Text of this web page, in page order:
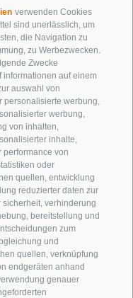
verwenden Cookies
sind unerlässlich, um
die Navigation zu
zu Werbezwecken.
Zwecke
informationen auf einem
auswahl von
personalisierte werbung,
werbung,
von inhalten,
inhalte,
performance von
oder
quellen, entwicklung
reduzierter daten zur
verhinderung
bereitstellung und
zum
und
quellen, verknüpfung
endgeräten anhand
genauer
UNS
372